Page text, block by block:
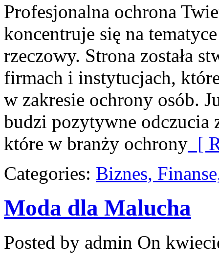
Profesjonalna ochrona
koncentruje się na
rzeczowy. Strona została
firmach i instytucjach,
w zakresie ochrony osób.
budzi pozytywne odczucia
które w branży ochrony [
Categories: Biznes,
Moda dla Malucha
Posted by admin On